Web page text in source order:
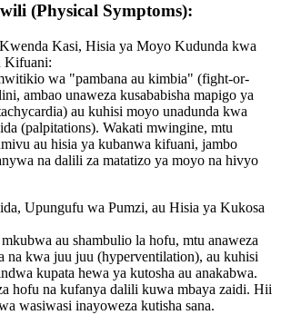
(Physical Symptoms):
Kasi, Hisia ya Moyo Kudunda kwa
Kifuani:
wa "pambana au kimbia" (fight-or-
ambao unaweza kusababisha mapigo ya
au kuhisi moyo unadunda kwa
(palpitations). Wakati mwingine, mtu
au hisia ya kubanwa kifuani, jambo
na dalili za matatizo ya moyo na hivyo
Upungufu wa Pumzi, au Hisia ya Kukosa
au shambulio la hofu, mtu anaweza
na kwa juu juu (hyperventilation), au kuhisi
kupata hewa ya kutosha au anakabwa.
hofu na kufanya dalili kuwa mbaya zaidi. Hii
wasiwasi inayoweza kutisha sana.